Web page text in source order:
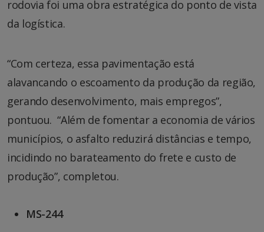
rodovia foi uma obra estratégica do ponto de vista
da logística.
“Com certeza, essa pavimentação está
alavancando o escoamento da produção da região,
gerando desenvolvimento, mais empregos”,
pontuou. “Além de fomentar a economia de vários
municípios, o asfalto reduzirá distâncias e tempo,
incidindo no barateamento do frete e custo de
produção”, completou.
MS-244